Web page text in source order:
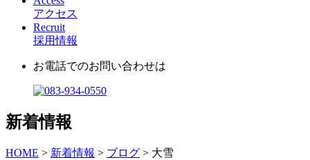
アクセス
Recruit
採用情報
お電話でのお問い合わせは
新着情報
HOME > 新着情報 > ブログ > 大雪